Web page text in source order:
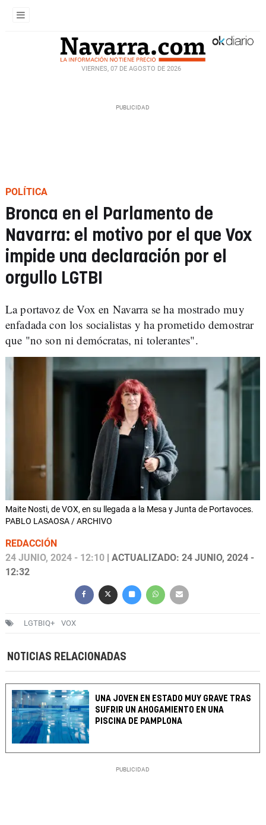
VIERNES, 07 DE AGOSTO DE 2026
POLÍTICA
Bronca en el Parlamento de
Navarra: el motivo por el que Vox
impide una declaración por el
orgullo LGTBI
La portavoz de Vox en Navarra se ha mostrado muy
enfadada con los socialistas y ha prometido demostrar
que "no son ni demócratas, ni tolerantes".
Maite Nosti, de VOX, en su llegada a la Mesa y Junta de Portavoces.
PABLO LASAOSA / ARCHIVO
REDACCIÓN
24 JUNIO, 2024 - 12:10 | ACTUALIZADO: 24 JUNIO, 2024 -
12:32
LGTBIQ+ VOX
NOTICIAS RELACIONADAS
UNA JOVEN EN ESTADO MUY GRAVE TRAS
SUFRIR UN AHOGAMIENTO EN UNA
PISCINA DE PAMPLONA